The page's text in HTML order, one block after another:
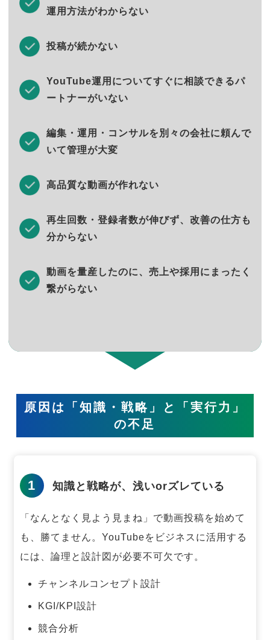
運用方法がわからない
投稿が続かない
YouTube運用についてすぐに相談できるパ
ートナーがいない
編集・運用・コンサルを別々の会社に頼んで
いて管理が大変
高品質な動画が作れない
再生回数・登録者数が伸びず、改善の仕方も
分からない
動画を量産したのに、売上や採用にまったく
繋がらない
原因は「知識・戦略」と「実行力」
の不足
1 知識と戦略が、浅いorズレている
「なんとなく見よう見まね」で動画投稿を始めて
も、勝てません。 YouTubeをビジネスに活用する
には、論理と設計図が必要不可欠です。
チャンネルコンセプト設計
KGI/KPI設計
競合分析